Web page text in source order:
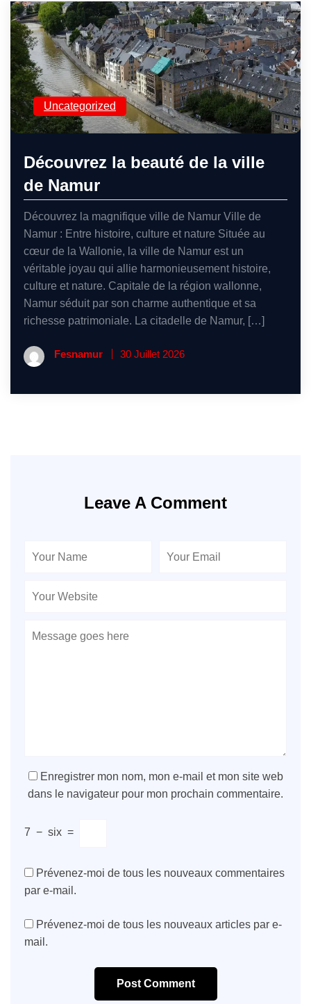
Uncategorized
Découvrez la beauté de la ville
de Namur
Découvrez la magnifique ville de Namur Ville de
Namur : Entre histoire, culture et nature Située au
cœur de la Wallonie, la ville de Namur est un
véritable joyau qui allie harmonieusement histoire,
culture et nature. Capitale de la région wallonne,
Namur séduit par son charme authentique et sa
richesse patrimoniale. La citadelle de Namur, […]
Fesnamur 30 Juillet 2026
Leave A Comment
Enregistrer mon nom, mon e-mail et mon site web
dans le navigateur pour mon prochain commentaire.
7 − six =
Prévenez-moi de tous les nouveaux commentaires
par e-mail.
Prévenez-moi de tous les nouveaux articles par e-
mail.
Post Comment